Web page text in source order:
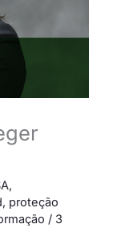
,
, proteção
/ 3